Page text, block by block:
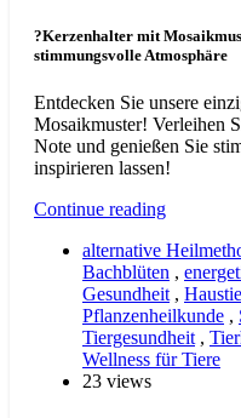
?Kerzenhalter mit
stimmungsvolle Atmosphäre
Entdecken Sie unsere
Mosaikmuster! Verleihen
Note und genießen Sie
inspirieren lassen!
Continue reading
alternative
Bachblüten ,
Gesundheit ,
Pflanzenheilkunde ,
Tiergesundheit ,
Wellness für Tiere
23 views